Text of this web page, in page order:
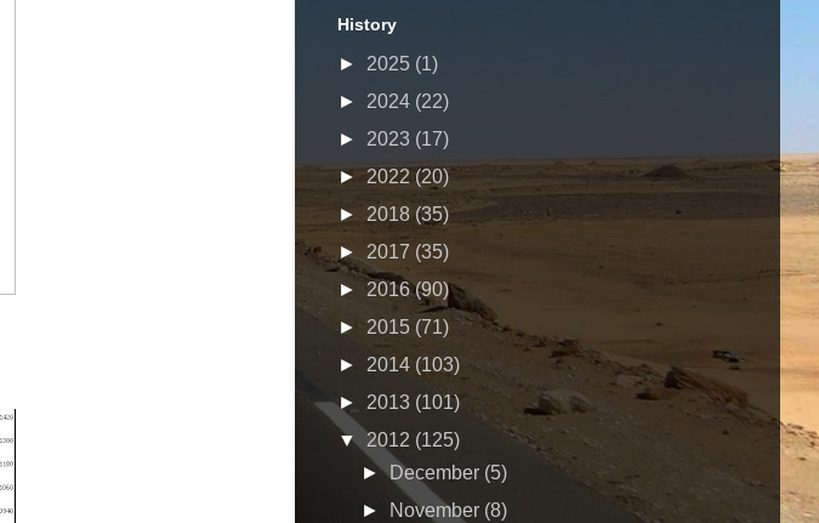
History
► 2025 (1)
► 2024 (22)
► 2023 (17)
► 2022(20)
► 2018 (35)
► 2017 (35)
► 2016(90)
► 2015 (71)
► 2014 (103)
► 2013 (101)
▼ 2012 (125)
►December (5)
►
November (8)